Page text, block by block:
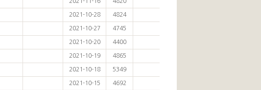
2021-10-28 4824
2021-10-27 4745
2021-10-20 4400
2021-10-19 4865
2021-10-18 5349
2021-10-15 4692